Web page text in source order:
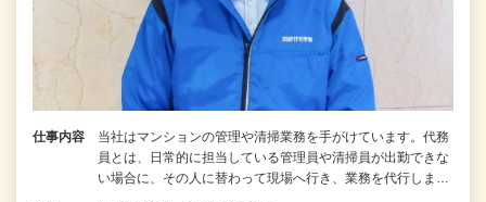
仕事内容
当社はマンションの管理や清掃業務を手がけています。代務
員とは、日常的に担当している管理員や清掃員が出勤できな
い場合に、その人に替わって現場へ行き、業務を代行しま…